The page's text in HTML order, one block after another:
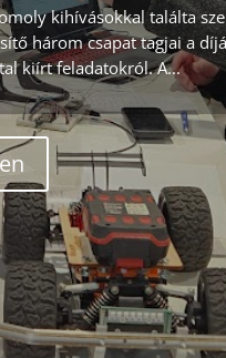
kihívásokkal találta
három csapat tagjai a
kiírt feladatokról. A...